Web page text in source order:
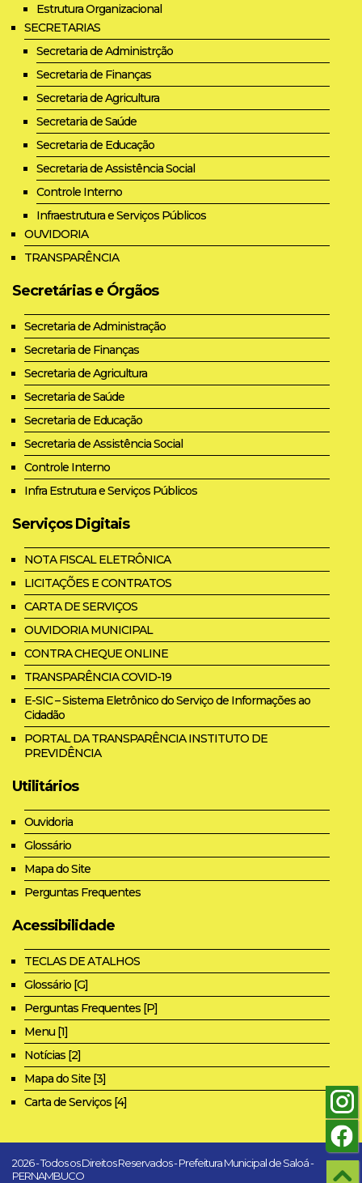
Estrutura Organizacional
SECRETARIAS
Secretaria de Administrção
Secretaria de Finanças
Secretaria de Agricultura
Secretaria de Saúde
Secretaria de Educação
Secretaria de Assistência Social
Controle Interno
Infraestrutura e Serviços Públicos
OUVIDORIA
TRANSPARÊNCIA
Secretárias e Órgãos
Secretaria de Administração
Secretaria de Finanças
Secretaria de Agricultura
Secretaria de Saúde
Secretaria de Educação
Secretaria de Assistência Social
Controle Interno
Infra Estrutura e Serviços Públicos
Serviços Digitais
NOTA FISCAL ELETRÔNICA
LICITAÇÕES E CONTRATOS
CARTA DE SERVIÇOS
OUVIDORIA MUNICIPAL
CONTRA CHEQUE ONLINE
TRANSPARÊNCIA COVID-19
E-SIC – Sistema Eletrônico do Serviço de Informações ao
Cidadão
PORTAL DA TRANSPARÊNCIA INSTITUTO DE
PREVIDÊNCIA
Utilitários
Ouvidoria
Glossário
Mapa do Site
Perguntas Frequentes
Acessibilidade
TECLAS DE ATALHOS
Glossário [G]
Perguntas Frequentes [P]
Menu [1]
Notícias [2]
Mapa do Site [3]
Carta de Serviços [4]
2026 - Todos os Direitos Reservados - Prefeitura Municipal de Saloá -
PERNAMBUCO